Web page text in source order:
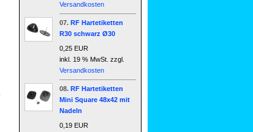
Versandkosten
07. RF Hartetiketten
R30 schwarz Ø30
0,25 EUR
inkl. 19 % MwSt. zzgl.
Versandkosten
08. RF Hartetiketten
Mini Square 48x42 mit
Nadeln
0,19 EUR